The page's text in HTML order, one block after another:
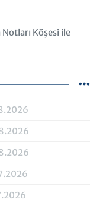
Notları Köşesi ile